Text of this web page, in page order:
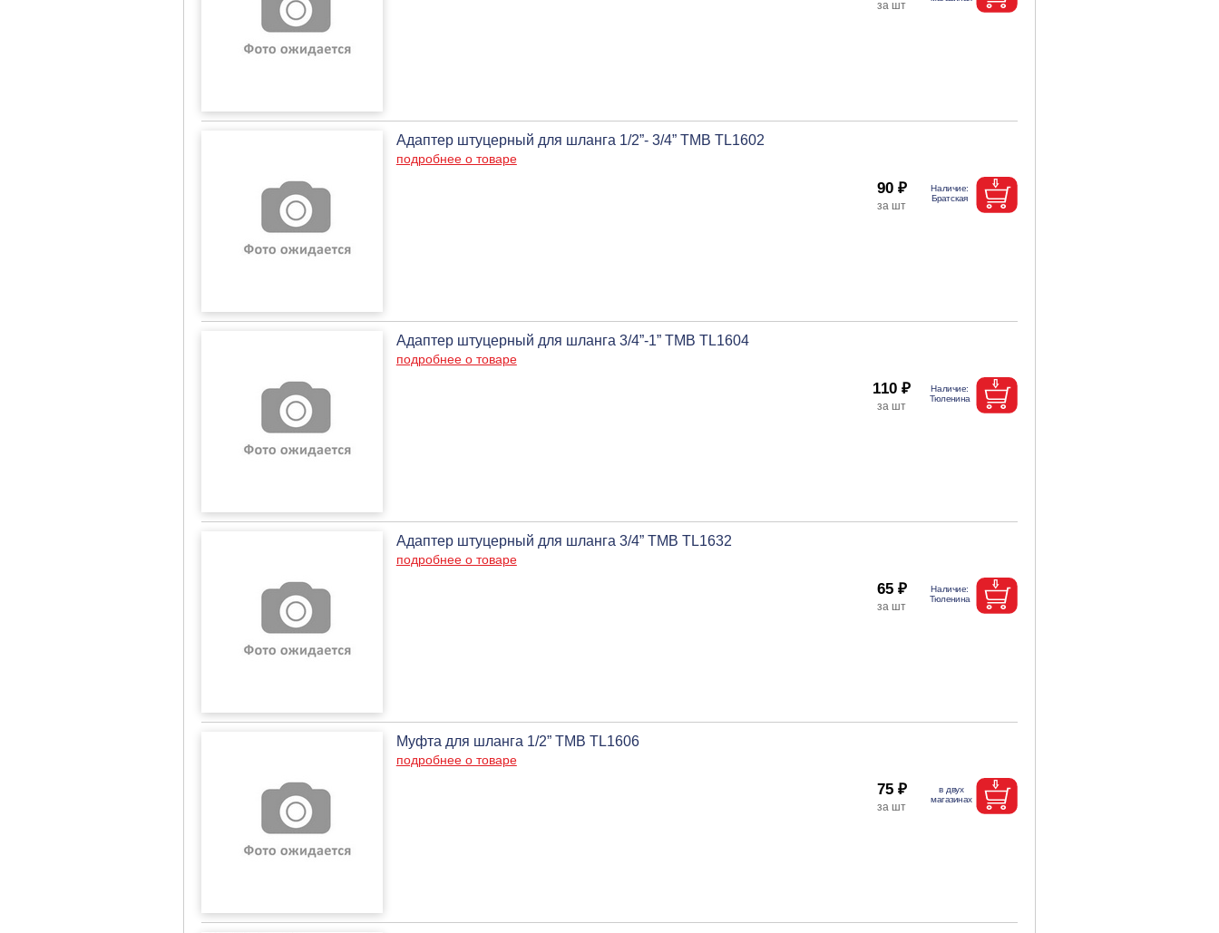
Адаптер штуцерный для шланга 1/2”- 3/4” ТМВ TL1602
подробнее о товаре
90 ₽
Адаптер штуцерный для шланга 3/4”-1” ТМВ TL1604
подробнее о товаре
110 ₽
Адаптер штуцерный для шланга 3/4” ТМВ TL1632
подробнее о товаре
65 ₽
Муфта для шланга 1/2” ТМВ TL1606
подробнее о товаре
75 ₽